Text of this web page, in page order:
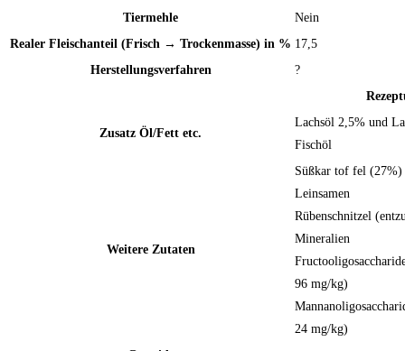
Tiermehle
Nein
Realer Fleischanteil (Frisch → Trockenmasse) in % 17,5
Herstellungsverfahren
?
Zusatz Öl/Fett etc.
Lachsöl 2,5% und
Fischöl
Weitere Zutaten
Süßkar tof fel (27%)
Leinsamen
Rübenschnitzel
Mineralien
96 mg/kg)
24 mg/kg)